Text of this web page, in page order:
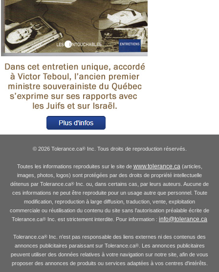
© 2026 Tolerance.ca®Inc. Tous droits de reproduction réservés.
Toutes les informations reproduites sur le site de www.tolerance.ca (articles,
images, photos, logos) sont protégées par des droits de propriété intellectuelle
détenus par Tolerance.ca® Inc. ou, dans certains cas, par leurs auteurs. Aucune de
ces informations ne peut être reproduite pour un usage autre que personnel. Toute
modification, reproduction à large diffusion, traduction, vente, exploitation
commerciale ou réutilisation du contenu du site sans l'autorisation préalable écrite de
Tolerance.ca® Inc. est strictement interdite. Pour information : info@tolerance.ca
Tolerance.ca® Inc. n'est pas responsable des liens externes ni des contenus des
annonces publicitaires paraissant sur Tolerance.ca®. Les annonces publicitaires
peuvent utiliser des données relatives à votre navigation sur notre site, afin de vous
proposer des annonces de produits ou services adaptées à vos centres d'intérêts.